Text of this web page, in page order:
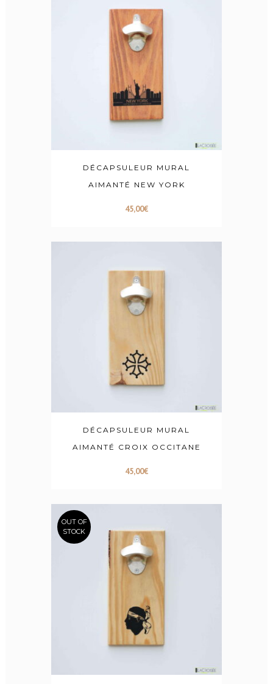
DÉCAPSULEUR MURAL
AIMANTÉ NEW YORK
45,00€
DÉCAPSULEUR MURAL
AIMANTÉ CROIX OCCITANE
45,00€
OUT OF
STOCK